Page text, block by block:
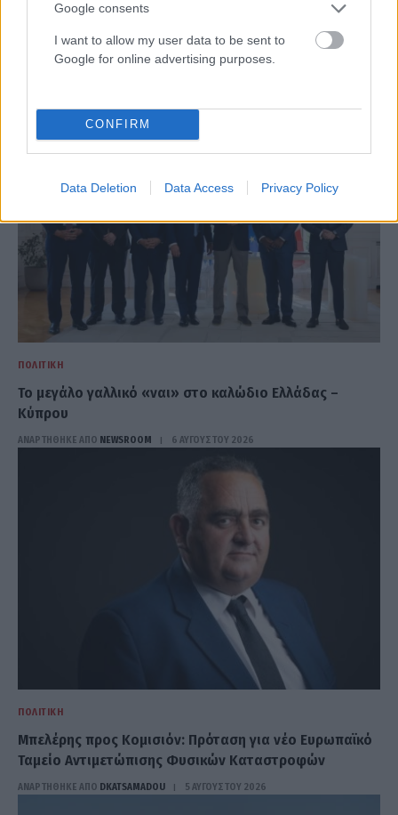
Google consents
I want to allow my user data to be sent to
Google for online advertising purposes.
CONFIRM
Data Deletion Data Access Privacy Policy
Νέο σχέδιο για την ενεργειακή θωράκιση της χώρας: Η
Ελλάδα ζητά επέκταση της ρήτρας διαφυγής
ΠΟΛΙΤΙΚΉ
Το μεγάλο γαλλικό «ναι» στο καλώδιο Ελλάδας –
Κύπρου
ΑΝΑΡΤΗΘΗΚΕ ΑΠΟ NEWSROOM 6 ΑΥΓΟΎΣΤΟΥ 2026
ΠΟΛΙΤΙΚΉ
Μπελέρης προς Κομισιόν: Πρόταση για νέο Ευρωπαϊκό
Ταμείο Αντιμετώπισης Φυσικών Καταστροφών
ΑΝΑΡΤΗΘΗΚΕ ΑΠΟ DKATSAMADOU 5 ΑΥΓΟΎΣΤΟΥ 2026